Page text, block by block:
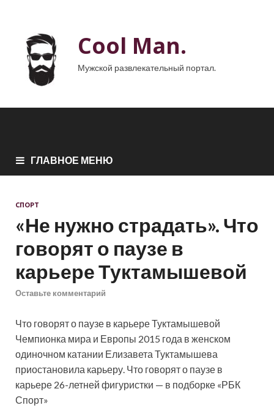
Cool Man.
Мужской развлекательный портал.
ГЛАВНОЕ МЕНЮ
СПОРТ
«Не нужно страдать». Что
говорят о паузе в
карьере Туктамышевой
Оставьте комментарий
Что говорят о паузе в карьере Туктамышевой
Чемпионка мира и Европы 2015 года в женском
одиночном катании Елизавета Туктамышева
приостановила карьеру. Что говорят о паузе в
карьере 26-летней фигуристки — в подборке «РБК
Спорт»